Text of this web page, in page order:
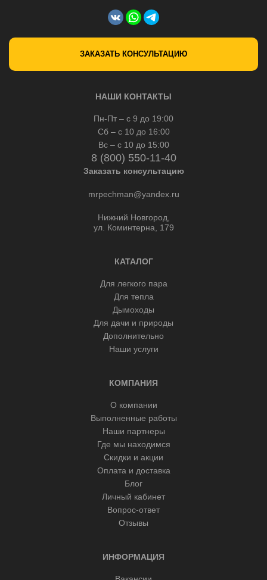
ЗАКАЗАТЬ КОНСУЛЬТАЦИЮ
НАШИ КОНТАКТЫ
Пн-Пт – с 9 до 19:00
Сб – с 10 до 16:00
Вс – с 10 до 15:00
8 (800) 550-11-40
Заказать консультацию
mrpechman@yandex.ru
Нижний Новгород,
ул. Коминтерна, 179
КАТАЛОГ
Для легкого пара
Для тепла
Дымоходы
Для дачи и природы
Дополнительно
Наши услуги
КОМПАНИЯ
О компании
Выполненные работы
Наши партнеры
Где мы находимся
Скидки и акции
Оплата и доставка
Блог
Личный кабинет
Вопрос-ответ
Отзывы
ИНФОРМАЦИЯ